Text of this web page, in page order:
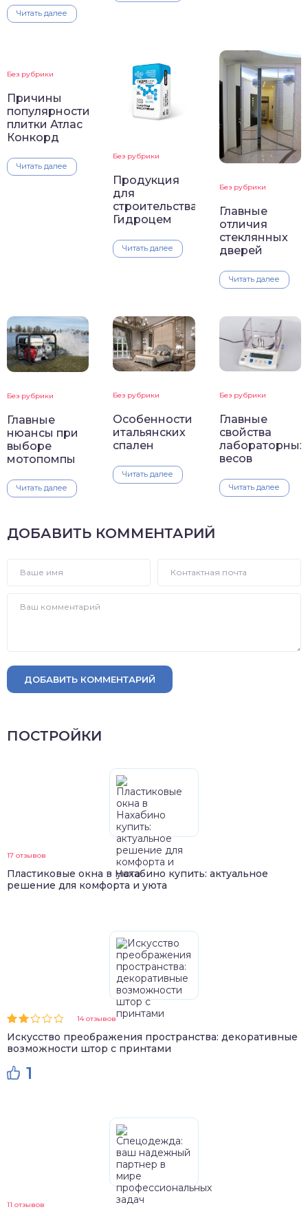
Читать далее
Без рубрики
Причины
популярности
плитки Атлас
Конкорд
Читать далее
Без рубрики
Продукция
для
строительства
Гидроцем
Читать далее
Без рубрики
Главные
отличия
стеклянных
дверей
Читать далее
Без рубрики
Главные
нюансы при
выборе
мотопомпы
Читать далее
Без рубрики
Особенности
итальянских
спален
Читать далее
Без рубрики
Главные
свойства
лабораторных
весов
Читать далее
ДОБАВИТЬ КОММЕНТАРИЙ
ДОБАВИТЬ КОММЕНТАРИЙ
ПОСТРОЙКИ
17 отзывов
Пластиковые окна в Нахабино купить: актуальное
решение для комфорта и уюта
14 отзывов
Искусство преображения пространства: декоративные
возможности штор с принтами
1
11 отзывов